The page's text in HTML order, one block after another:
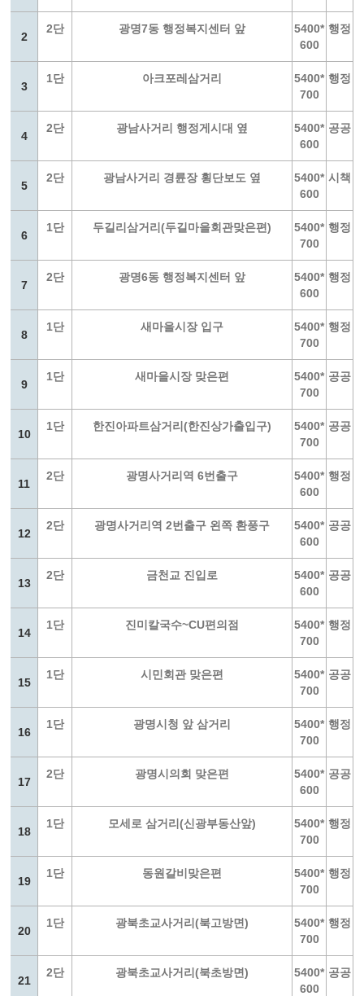
2
2단 광명7동 행정복지센터 앞
5400*
600
행정
3
1단 아크포레삼거리
5400*
700
행정
4
2단 광남사거리 행정게시대 옆
5400*
600
공공
5
2단 광남사거리 경륜장 횡단보도 옆
5400*
600
시책
6
1단 두길리삼거리(두길마을회관맞은편)
5400*
700
행정
7
2단 광명6동 행정복지센터 앞
5400*
600
행정
8
1단 새마을시장 입구
5400*
700
행정
9
1단 새마을시장 맞은편
5400*
700
공공
10
1단 한진아파트삼거리(한진상가출입구)
5400*
700
공공
11
2단 광명사거리역 6번출구
5400*
600
행정
12
2단 광명사거리역 2번출구 왼쪽 환풍구
5400*
600
공공
13
2단 금천교 진입로
5400*
600
공공
14
1단 진미칼국수~CU편의점
5400*
700
행정
15
1단 시민회관 맞은편
5400*
700
공공
16
1단 광명시청 앞 삼거리
5400*
700
행정
17
2단 광명시의회 맞은편
5400*
600
공공
18
1단 모세로 삼거리(신광부동산앞)
5400*
700
행정
19
1단 동원갈비맞은편
5400*
700
행정
20
1단 광북초교사거리(북고방면)
5400*
700
행정
21
2단 광북초교사거리(북초방면)
5400*
600
공공